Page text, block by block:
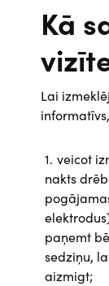
Kā
Lai
veicot
nakts
paņemt
sedziņu,
aizmigt;